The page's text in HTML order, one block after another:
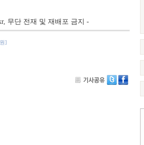
무단 전재 및 재배포 금지 -
]